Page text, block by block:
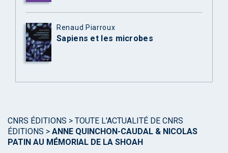
Renaud Piarroux
Sapiens et les microbes
CNRS ÉDITIONS > TOUTE L'ACTUALITÉ DE CNRS
ÉDITIONS > ANNE QUINCHON-CAUDAL & NICOLAS
PATIN AU MÉMORIAL DE LA SHOAH